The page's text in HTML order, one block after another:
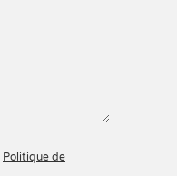
Politique de